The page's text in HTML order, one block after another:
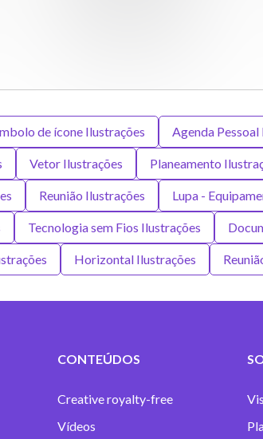
de ícone Ilustrações Agenda Pessoal
Vetor Ilustrações Planeamento
Reunião Ilustrações Lupa -
Tecnologia sem Fios Ilustrações
Horizontal Ilustrações
CONTEÚDOS
Creative royalty-free
Vídeos